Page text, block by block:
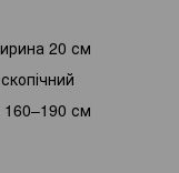
20 см
160–190 см